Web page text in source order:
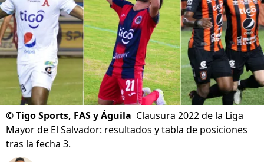
©Tigo Sports, FAS y Águila Clausura 2022 de la Liga
Mayor de El Salvador: resultados y tabla de posiciones
tras la fecha 3.